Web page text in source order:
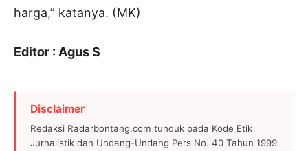
harga,” katanya. (MK)
Editor : Agus S
Disclaimer
Redaksi Radarbontang.com tunduk pada Kode Etik
Jurnalistik dan Undang-Undang Pers No. 40 Tahun 1999.